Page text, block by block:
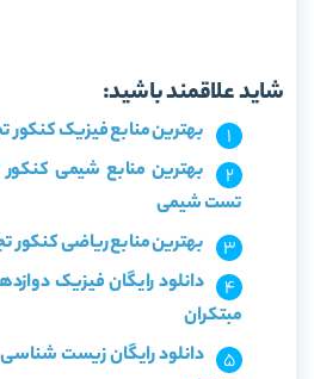
شاید علاقمند باشید:
بهترین منابع فیزیک کنکور
تست شیمی
بهترین منابع ریاضی کنکور
دانلود رایگان فیزیک
مبتکران
دانلود رایگان زیست